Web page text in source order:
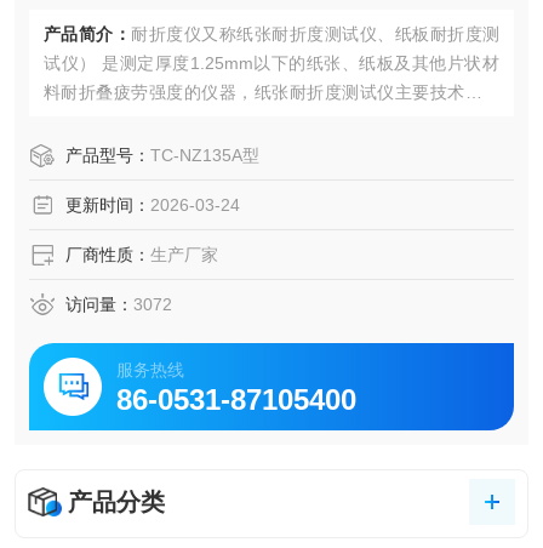
产品简介： 耐折度仪又称纸张耐折度测试仪、纸板耐折度测
试仪） 是测定厚度1.25mm以下的纸张、纸板及其他片状材
料耐折叠疲劳强度的仪器，纸张耐折度测试仪主要技术指标
产品型号： TC-NZ135A型
更新时间： 2026-03-24
厂商性质： 生产厂家
访问量： 3072
服务热线
86-0531-87105400
产品分类